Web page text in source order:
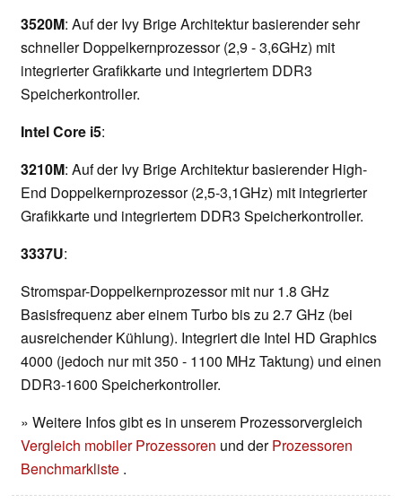
3520M: Auf der Ivy Brige Architektur basierender sehr
schneller Doppelkernprozessor (2,9 - 3,6GHz) mit
integrierter Grafikkarte und integriertem DDR3
Speicherkontroller.
Intel Core i5:
3210M: Auf der Ivy Brige Architektur basierender High-
End Doppelkernprozessor (2,5-3,1GHz) mit integrierter
Grafikkarte und integriertem DDR3 Speicherkontroller.
3337U:
Stromspar-Doppelkernprozessor mit nur 1.8 GHz
Basisfrequenz aber einem Turbo bis zu 2.7 GHz (bei
ausreichender Kühlung). Integriert die Intel HD Graphics
4000 (jedoch nur mit 350 - 1100 MHz Taktung) und einen
DDR3-1600 Speicherkontroller.
» Weitere Infos gibt es in unserem Prozessorvergleich
Vergleich mobiler Prozessoren und derProzessoren
Benchmarkliste .